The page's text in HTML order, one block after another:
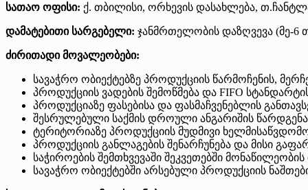
სათაო ოფისი: ქ. თბილისი, ორხევის დასახლება,
დამატებითი სარგებელი: ჯანმრთელობის დაზღვევა (მე-6
ძირითადი მოვალეობები:
სავაჭრო ობიექტებზე პროდუქციის წარმოჩენის,
პროდუქციის ვადების შემოწმება და FIFO
პროდუქციაზე ფასებისა და ფასმაჩვენებლის
შესრულებული საქმის დროული ანგარიშის წარდგენა
ტერიტორიაზე პროდუქციის მუდმივი
პროდუქციის განლაგების შენარჩუნება და მისი
საჭიროების შემთხვევაში შეკვეთებში მონაწილეობის
სავაჭრო ობიექტებში არსებული პროდუქციის